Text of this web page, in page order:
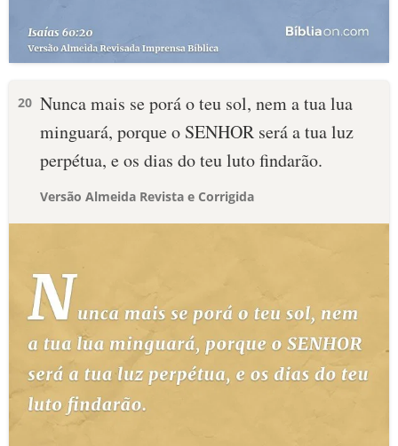
20 Nunca mais se porá o teu sol, nem a tua lua
minguará, porque o SENHOR será a tua luz
perpétua, e os dias do teu luto findarão.
Versão Almeida Revista e Corrigida